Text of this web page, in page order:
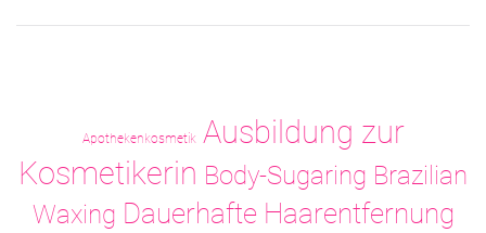
Apothekenkosmetik Ausbildung zur
Kosmetikerin Body-Sugaring Brazilian
Waxing Dauerhafte Haarentfernung